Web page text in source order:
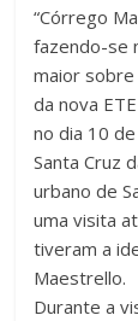
“Córrego
fazendo-se
maior sobre
da nova
no dia 10
Santa Cruz
urbano de
uma visita
tiveram a
Maestrello.
Durante a